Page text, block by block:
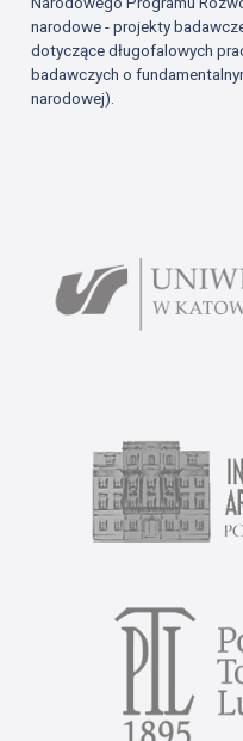
narodowe - projekty
dotyczące długofalowych
badawczych o
narodowej).